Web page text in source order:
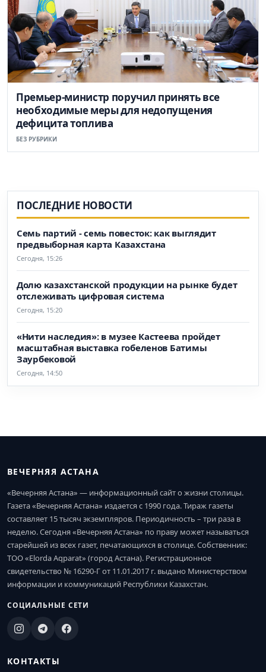
Премьер-министр поручил принять все
необходимые меры для недопущения
дефицита топлива
БЕЗ РУБРИКИ
ПОСЛЕДНИЕ НОВОСТИ
Семь партий - семь повесток: как выглядит
предвыборная карта Казахстана
Сегодня, 15:26
Долю казахстанской продукции на рынке будет
отслеживать цифровая система
Сегодня, 15:20
«Нити наследия»: в музее Кастеева пройдет
масштабная выставка гобеленов Батимы
Заурбековой
Сегодня, 14:50
ВЕЧЕРНЯЯ АСТАНА
«Вечерняя Астана» — информационный сайт о жизни столицы.
Газета «Вечерняя Астана» издается с 1990 года. Тираж газеты
составляет 15 тысяч экземпляров. Периодичность – три раза в
неделю. Сегодня «Вечерняя Астана» по праву может называться
старейшей из всех газет, печатающихся в столице. Собственник:
ТОО «Elorda Aqparat» (город Астана). Регистрационное
свидетельство № 16290-Г от 11.01.2017 г. выдано Министерством
информации и коммуникаций Республики Казахстан.
СОЦИАЛЬНЫЕ СЕТИ
КОНТАКТЫ